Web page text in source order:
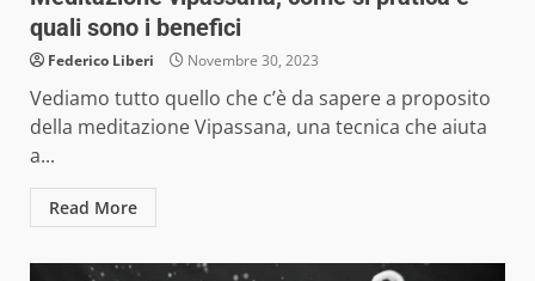
quali sono i benefici
Federico Liberi Novembre 30, 2023
Vediamo tutto quello che c’è da sapere a proposito
della meditazione Vipassana, una tecnica che aiuta
a...
Read More